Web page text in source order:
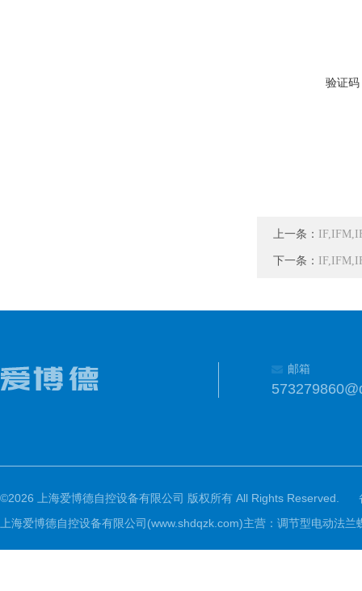
验证码
上一条：
下一条：
邮箱
©2026 上海爱博德自控设备有限公司 版权所有 All Rights Reserved.
上海爱博德自控设备有限公司(www.shdqzk.com)主营：调节型电动法